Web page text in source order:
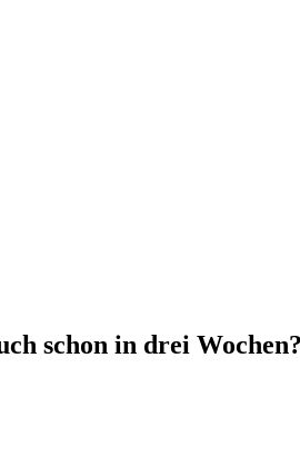
schon in drei Wochen?